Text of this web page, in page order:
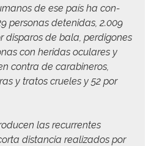
de ese país ha con­
per­sonas detenidas, 2.009
dis­paros de bala, perdigones
con heri­das ocu­lares y
con­tra de cara­bineros,
y tratos cru­eles y 52 por
las recur­rentes
dis­tan­cia real­iza­dos por